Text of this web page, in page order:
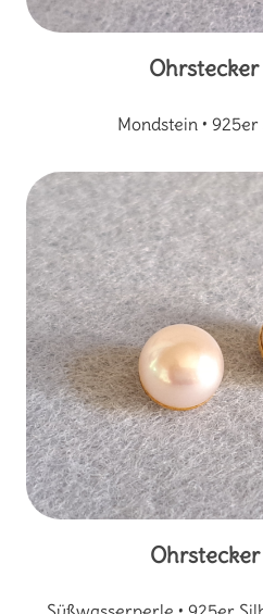
Mondstein •